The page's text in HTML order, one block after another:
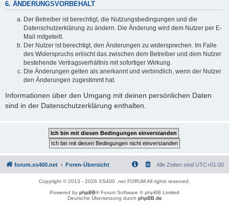
6. ÄNDERUNGSVORBEHALT
Der Betreiber ist berechtigt, die Nutzungsbedingungen und die
Datenschutzerklärung zu ändern. Die Änderung wird dem Nutzer per E-
Mail mitgeteilt.
Der Nutzer ist berechtigt, den Änderungen zu widersprechen. Im Falle
des Widerspruchs erlischt das zwischen dem Betreiber und dem Nutzer
bestehende Vertragsverhältnis mit sofortiger Wirkung.
Die Änderungen gelten als anerkannt und verbindlich, wenn der Nutzer
den Änderungen zugestimmt hat.
Informationen über den Umgang mit deinen persönlichen Daten
sind in der Datenschutzerklärung enthalten.
forum.xs400.net Foren-Übersicht Alle Zeiten sind UTC+01:00
Copyright © 2013 - 2026 XS400 .net FORUM All rights reserved.
Powered by phpBB® Forum Software © phpBB Limited
Deutsche Übersetzung durch phpBB.de